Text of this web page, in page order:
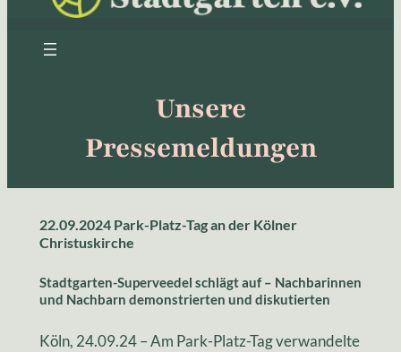
Unsere
Pressemeldungen
22.09.2024 Park-Platz-Tag an der Kölner
Christuskirche
Stadtgarten-Superveedel schlägt auf– Nachbarinnen
und Nachbarn demonstrierten und diskutierten
Köln, 24.09.24 – Am Park-Platz-Tag verwandelte